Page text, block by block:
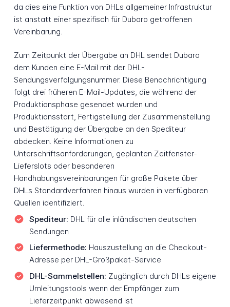
da dies eine Funktion von DHLs allgemeiner Infrastruktur
ist anstatt einer spezifisch für Dubaro getroffenen
Vereinbarung.
Zum Zeitpunkt der Übergabe an DHL sendet Dubaro
dem Kunden eine E-Mail mit der DHL-
Sendungsverfolgungsnummer. Diese Benachrichtigung
folgt drei früheren E-Mail-Updates, die während der
Produktionsphase gesendet wurden und
Produktionsstart, Fertigstellung der Zusammenstellung
und Bestätigung der Übergabe an den Spediteur
abdecken. Keine Informationen zu
Unterschriftsanforderungen, geplanten Zeitfenster-
Lieferslots oder besonderen
Handhabungsvereinbarungen für große Pakete über
DHLs Standardverfahren hinaus wurden in verfügbaren
Quellen identifiziert.
Spediteur: DHL für alle inländischen deutschen
Sendungen
Liefermethode: Hauszustellung an die Checkout-
Adresse per DHL-Großpaket-Service
DHL-Sammelstellen: Zugänglich durch DHLs eigene
Umleitungstools wenn der Empfänger zum
Lieferzeitpunkt abwesend ist